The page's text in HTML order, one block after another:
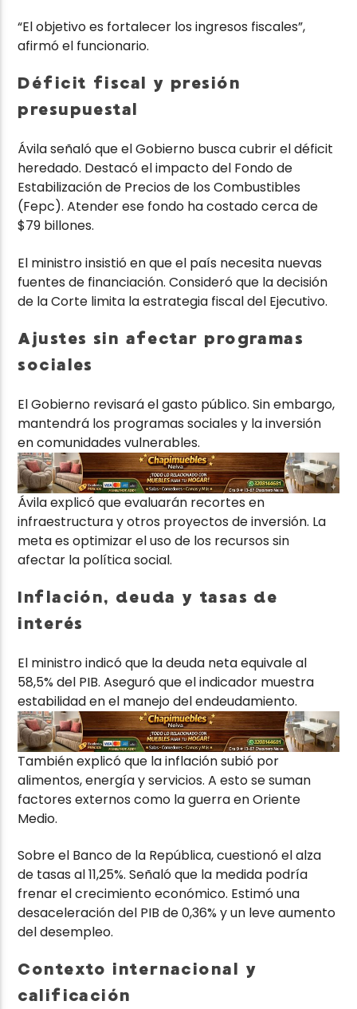
“El objetivo es fortalecer los ingresos fiscales”,
afirmó el funcionario.
Déficit fiscal y presión
presupuestal
Ávila señaló que el Gobierno busca cubrir el déficit
heredado. Destacó el impacto del Fondo de
Estabilización de Precios de los Combustibles
(Fepc). Atender ese fondo ha costado cerca de
$79 billones.
El ministro insistió en que el país necesita nuevas
fuentes de financiación. Consideró que la decisión
de la Corte limita la estrategia fiscal del Ejecutivo.
Ajustes sin afectar programas
sociales
El Gobierno revisará el gasto público. Sin embargo,
mantendrá los programas sociales y la inversión
en comunidades vulnerables.
Ávila explicó que evaluarán recortes en
infraestructura y otros proyectos de inversión. La
meta es optimizar el uso de los recursos sin
afectar la política social.
Inflación, deuda y tasas de
interés
El ministro indicó que la deuda neta equivale al
58,5% del PIB. Aseguró que el indicador muestra
estabilidad en el manejo del endeudamiento.
También explicó que la inflación subió por
alimentos, energía y servicios. A esto se suman
factores externos como la guerra en Oriente
Medio.
Sobre el Banco de la República, cuestionó el alza
de tasas al 11,25%. Señaló que la medida podría
frenar el crecimiento económico. Estimó una
desaceleración del PIB de 0,36% y un leve aumento
del desempleo.
Contexto internacional y
calificación